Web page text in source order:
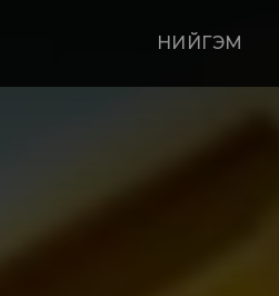
НИЙГЭМ